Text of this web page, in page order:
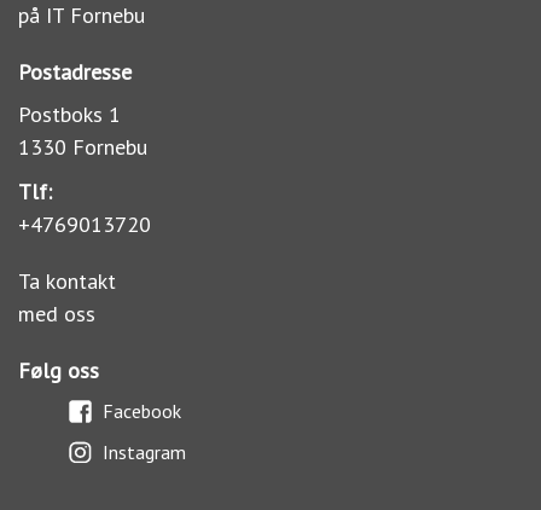
på IT Fornebu
Postadresse
Postboks 1
1330 Fornebu
Tlf:
+4769013720
Ta kontakt
med oss
Følg oss
Facebook
Instagram